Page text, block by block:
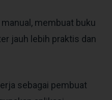
membuat buku
jauh lebih praktis dan
sebagai pembuat